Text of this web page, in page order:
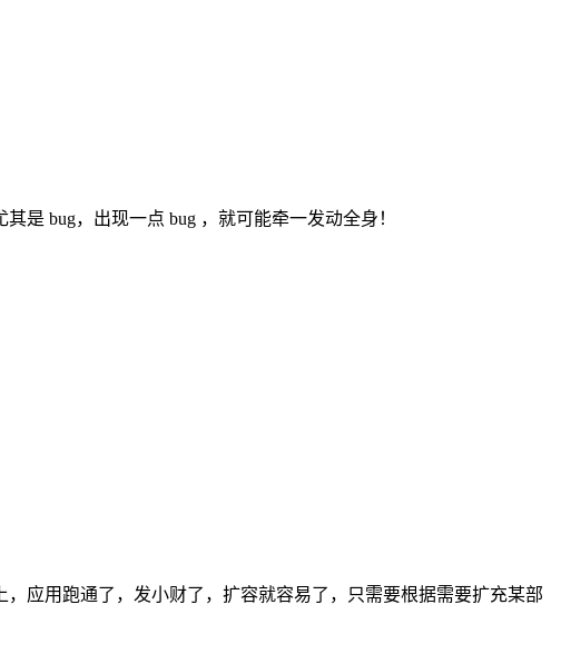
是 bug，出现一点 bug ，就可能牵一发动全身！
应用跑通了，发小财了，扩容就容易了，只需要根据需要扩充某部